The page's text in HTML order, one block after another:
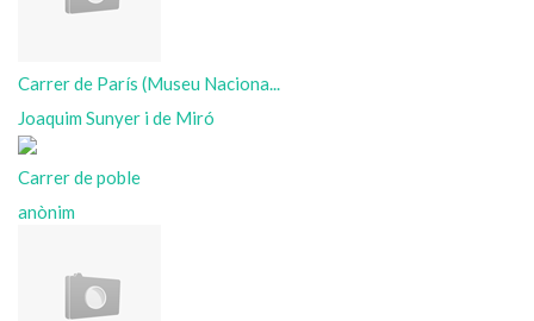
Carrer de París (Museu Naciona...
Joaquim Sunyer i de Miró
Carrer de poble
anònim